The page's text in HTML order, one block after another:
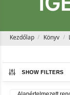
Kezdőlap / Könyv /
SHOW FILTERS